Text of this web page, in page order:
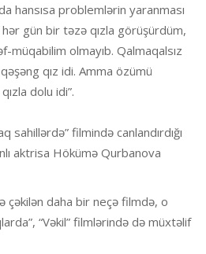
hansısa problemlərin yaranması
gün bir təzə qızla görüşürdüm,
müqabilim olmayıb. Qalmaqalsız
qız idi. Amma özümü
dolu idi”.
sahillərdə” filmində canlandırdığı
aktrisa Hökümə Qurbanova
çəkilən daha bir neçə filmdə, o
“Vəkil” filmlərində də müxtəlif